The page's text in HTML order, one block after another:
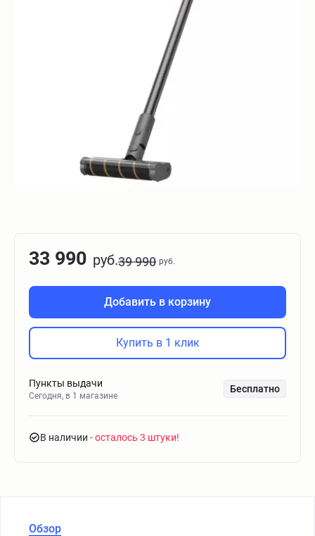
33 990 руб.39 990 руб.
Добавить в корзину
Купить в 1 клик
Пункты выдачи
Сегодня, в 1 магазине
Бесплатно
В наличии - осталось 3 штуки
Обзор